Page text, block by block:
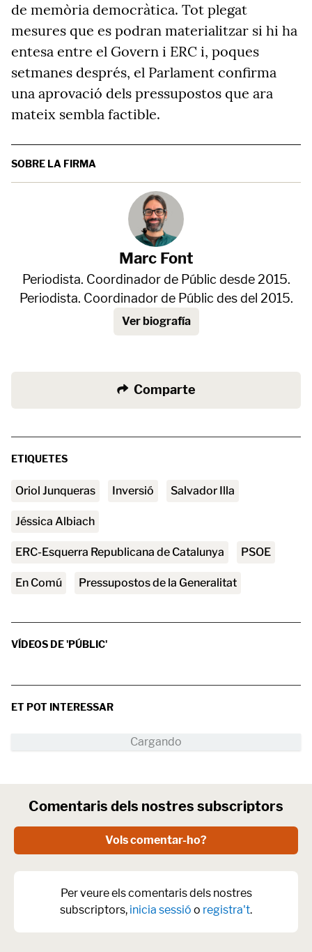
de memòria democràtica. Tot plegat
mesures que es podran materialitzar si hi ha
entesa entre el Govern i ERC i, poques
setmanes després, el Parlament confirma
una aprovació dels pressupostos que ara
mateix sembla factible.
SOBRE LA FIRMA
Marc Font
Periodista. Coordinador de Públic desde 2015.
Periodista. Coordinador de Públic des del 2015.
Ver biografía
Comparte
ETIQUETES
Oriol Junqueras inversió Salvador Illa
Jéssica Albiach
ERC-Esquerra Republicana de Catalunya PSOE
En Comú Pressupostos de la Generalitat
VÍDEOS DE 'PÚBLIC'
ET POT INTERESSAR
Comentaris dels nostres subscriptors
Vols comentar-ho?
Per veure els comentaris dels nostres
subscriptors, inicia sessió o registra't.